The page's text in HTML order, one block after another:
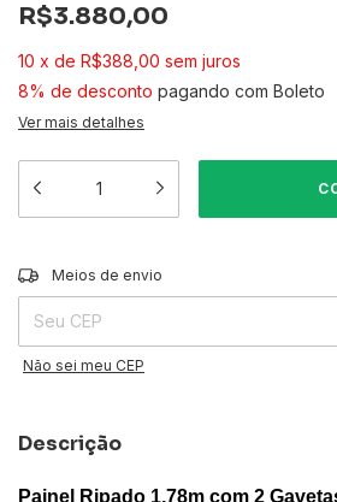
R$3.880,00
10 x de R$388,00 sem juros
8% de desconto pagando com Boleto
Ver mais detalhes
Entregas para o CEP:
Meios de envio
Não sei meu CEP
Descrição
Painel Ripado 1,78m com 2